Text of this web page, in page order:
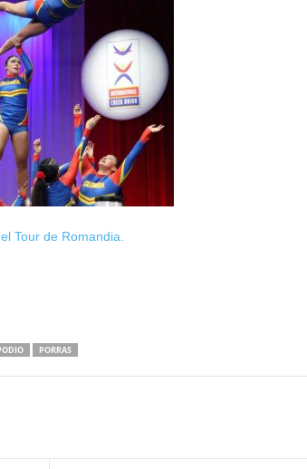
Tour de Romandia.
PORRAS